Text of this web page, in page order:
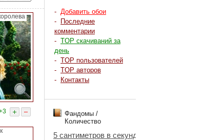
- Добавить обои
-
Последние
комментарии
- TOP скачиваний за
день
- TOP пользователей
- TOP авторов
-
Контакты
Фандомы /
Количество
5 сантиметров в секунду